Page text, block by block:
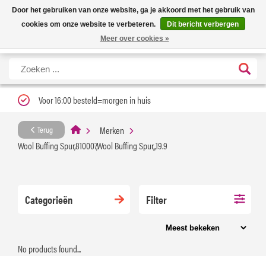
Nieuwe levertijd: 1 tot 3 werkdagen | Nu 25% korting op gehele assortiment
Carfume met kortingscode ''verfrissend''
X
Voor 16:00 besteld=morgen in huis
Terug
Merken
Wool Buffing Spur,810007,Wool Buffing Spur,,19.9
Categorieën Filter
No products found...
Door het gebruiken van onze website, ga je akkoord met het gebruik van
cookies om onze website te verbeteren.
Dit bericht verbergen
Meer over cookies »